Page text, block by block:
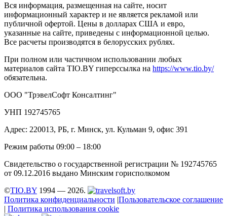
Вся информация, размещенная на сайте, носит
информационный характер и не является рекламой или
публичной офертой. Цены в долларах США и евро,
указанные на сайте, приведены с информационной целью.
Все расчеты производятся в белорусских рублях.
При полном или частичном использовании любых
материалов сайта TIO.BY гиперссылка на https://www.tio.by/
обязательна.
ООО "ТрэвелСофт Консалтинг"
УНП 192745765
Адрес: 220013, РБ, г. Минск, ул. Кульман 9, офис 391
Режим работы 09:00 – 18:00
Свидетельство о государственной регистрации № 192745765
от 09.12.2016 выдано Минским горисполкомом
©TIO.BY 1994 — 2026.
Политика конфиденциальности |Пользовательское соглашение
| Политика использования cookie